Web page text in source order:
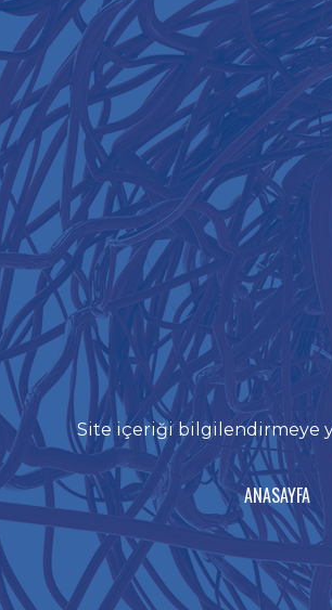
Site içeriği bilgilendirmeye
ANASAYFA